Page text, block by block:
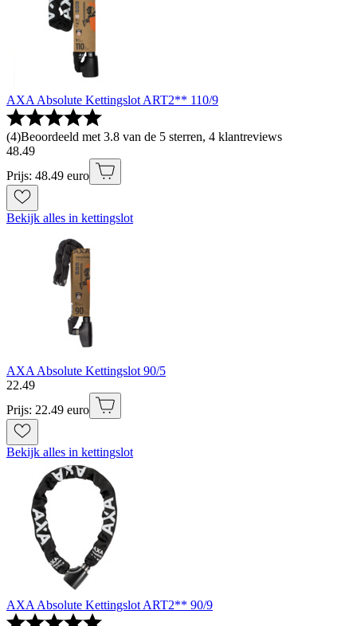
AXA Absolute Kettingslot ART2** 110/9
(4)Beoordeeld met 3.8 van de 5 sterren, 4 klantreviews
48.49
Prijs: 48.49 euro
Bekijk alles in kettingslot
AXA Absolute Kettingslot 90/5
22.49
Prijs: 22.49 euro
Bekijk alles in kettingslot
AXA Absolute Kettingslot ART2** 90/9